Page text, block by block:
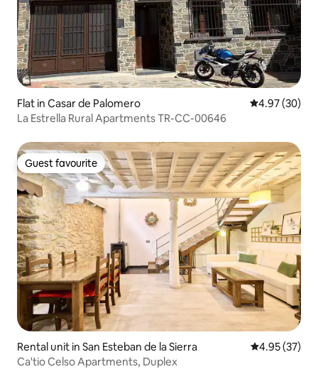
Flat in Casar de Palomero 4.97 out of 5
4.97 (30)
La Estrella Rural Apartments TR-CC-00646
Guest favourite
Guest favourite
Rental unit in San Esteban de la Sierra 4.95 out of 5
4.95 (37)
Ca'tio Celso Apartments, Duplex